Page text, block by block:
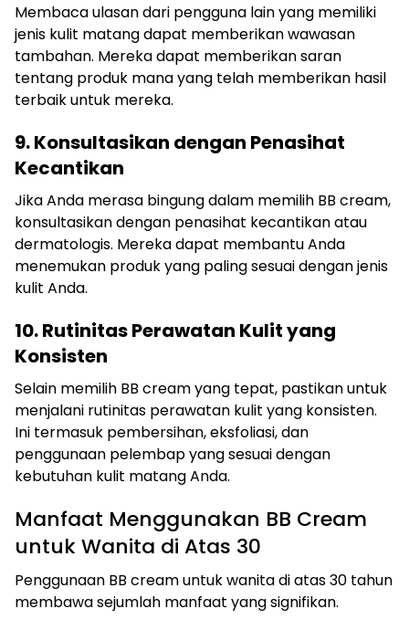
Membaca ulasan dari pengguna lain yang memiliki
jenis kulit matang dapat memberikan wawasan
tambahan. Mereka dapat memberikan saran
tentang produk mana yang telah memberikan hasil
terbaik untuk mereka.
9. Konsultasikan dengan Penasihat
Kecantikan
Jika Anda merasa bingung dalam memilih BB cream,
konsultasikan dengan penasihat kecantikan atau
dermatologis. Mereka dapat membantu Anda
menemukan produk yang paling sesuai dengan jenis
kulit Anda.
10. Rutinitas Perawatan Kulit yang
Konsisten
Selain memilih BB cream yang tepat, pastikan untuk
menjalani rutinitas perawatan kulit yang konsisten.
Ini termasuk pembersihan, eksfoliasi, dan
penggunaan pelembap yang sesuai dengan
kebutuhan kulit matang Anda.
Manfaat Menggunakan BB Cream
untuk Wanita di Atas 30
Penggunaan BB cream untuk wanita di atas 30 tahun
membawa sejumlah manfaat yang signifikan.